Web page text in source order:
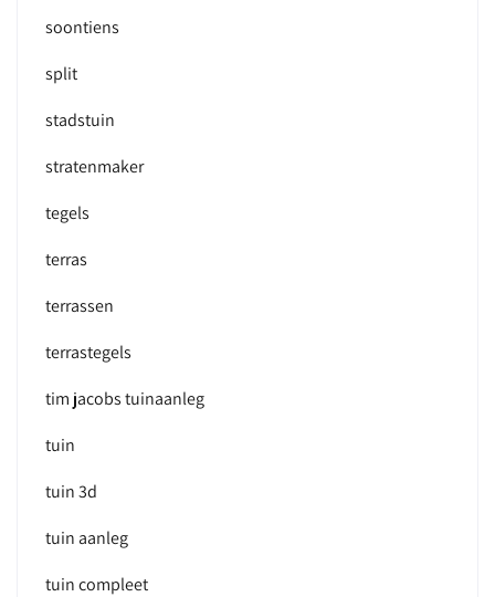
soontiens
split
stadstuin
stratenmaker
tegels
terras
terrassen
terrastegels
tim jacobs tuinaanleg
tuin
tuin 3d
tuin aanleg
tuin compleet